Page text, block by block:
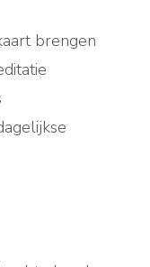
brengen